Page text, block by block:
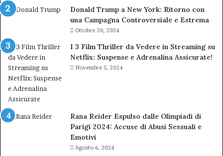
Donald Trump a New York: Ritorno con
una Campagna Controversiale e Estrema
Ottobre 30, 2024
I 3 Film Thriller da Vedere in Streaming su
Netflix: Suspense e Adrenalina Assicurate!
Novembre 5, 2024
Rana Reider Espulso dalle Olimpiadi di
Parigi 2024: Accuse di Abusi Sessuali e
Emotivi
Agosto 6, 2024